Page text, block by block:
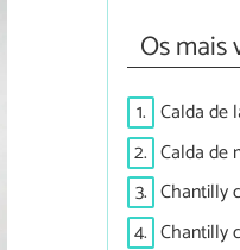
Os mais
1. Calda de
2. Calda de
3. Chantilly
4. Chantilly